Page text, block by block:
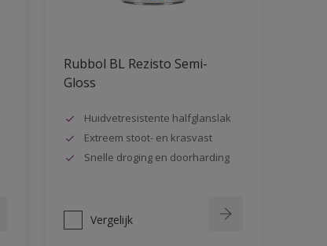
Rubbol BL Rezisto Semi-
Gloss
Huidvetresistente halfglanslak
Extreem stoot- en krasvast
Snelle droging en doorharding
Vergelijk